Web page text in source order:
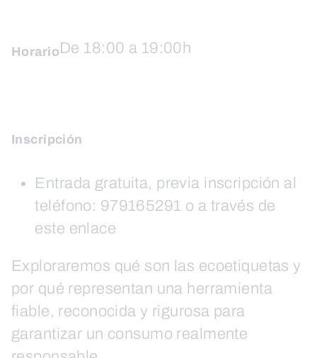
HorarioDe 18:00 a 19:00h
Inscripción
Entrada gratuita, previa inscripción al
teléfono: 979165291 o a través de
este enlace
Exploraremos qué son las ecoetiquetas y
por qué representan una herramienta
fiable, reconocida y rigurosa para
garantizar un consumo realmente